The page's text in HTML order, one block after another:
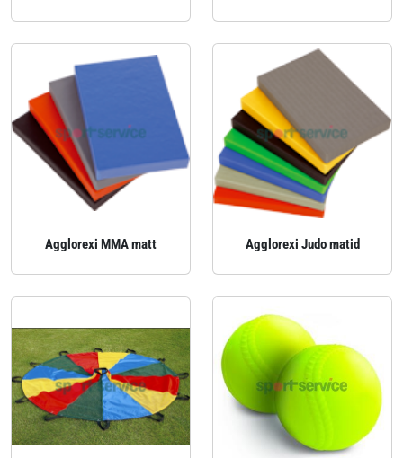
Agglorexi MMA matt Agglorexi Judo matid